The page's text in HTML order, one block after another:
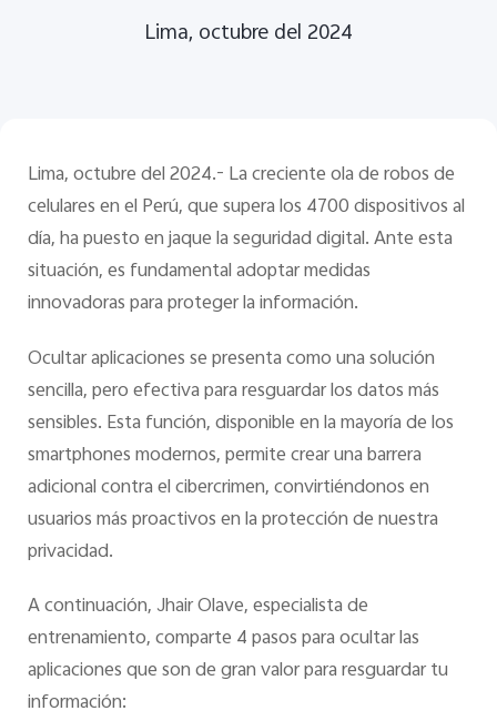
Perú | Seleccione país/región
Lima, octubre del 2024
Lima, octubre del 2024.- La creciente ola de robos de
celulares en el Perú, que supera los 4700 dispositivos al
día, ha puesto en jaque la seguridad digital. Ante esta
situación, es fundamental adoptar medidas
innovadoras para proteger la información.
Ocultar aplicaciones se presenta como una solución
sencilla, pero efectiva para resguardar los datos más
sensibles. Esta función, disponible en la mayoría de los
smartphones modernos, permite crear una barrera
adicional contra el cibercrimen, convirtiéndonos en
usuarios más proactivos en la protección de nuestra
privacidad.
A continuación, Jhair Olave, especialista de
entrenamiento, comparte 4 pasos para ocultar las
aplicaciones que son de gran valor para resguardar tu
información: